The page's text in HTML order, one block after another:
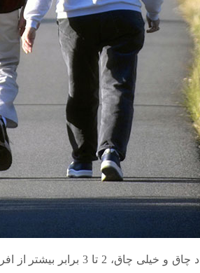
میزان آرتزوز زانو در افراد چاق و